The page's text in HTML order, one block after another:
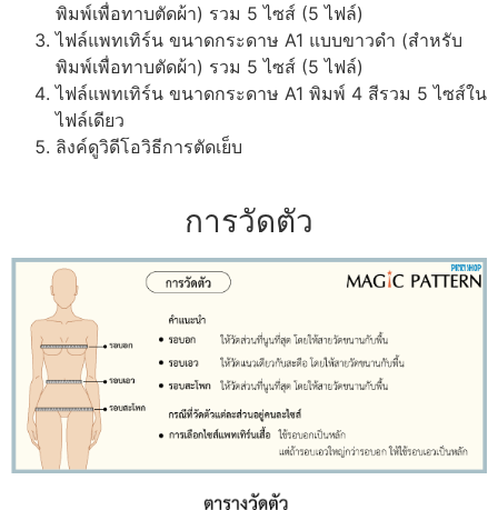
พิมพ์เพื่อทาบตัดผ้า) รวม 5 ไซส์ (5 ไฟล์)
ไฟล์แพทเทิร์น ขนาดกระดาษ A1 แบบขาวดำ (สำหรับ
พิมพ์เพื่อทาบตัดผ้า) รวม 5 ไซส์ (5 ไฟล์)
ไฟล์แพทเทิร์น ขนาดกระดาษ A1 พิมพ์ 4 สีรวม 5 ไซส์ใน
ไฟล์เดียว
ลิงค์ดูวิดีโอวิธีการตัดเย็บ
การวัดตัว